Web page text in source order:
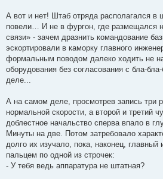
А вот и нет! Штаб отряда располагался в
повели… И не в фургон, где размещался
связи» - зачем дразнить командование
эскортировали в каморку главного
формальным поводом далеко ходить не
оборудования без согласования с бла-
деле...
А на самом деле, просмотрев запись три
нормальной скорости, а второй и третий
доблестное начальство сперва впало в
Минуты на две. Потом затребовало
долго их изучало, пока, наконец, главный
пальцем по одной из строчек:
- У тебя ведь аппаратура не штатная?